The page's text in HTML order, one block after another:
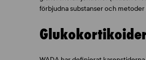
förbjudna substanser och